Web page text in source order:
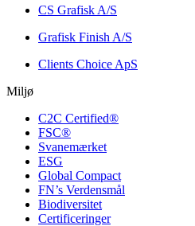
CS Grafisk A/S
Grafisk Finish A/S
Clients Choice ApS
Miljø
C2C Certified®
FSC®
Svanemærket
ESG
Global Compact
FN’s Verdensmål
Biodiversitet
Certificeringer